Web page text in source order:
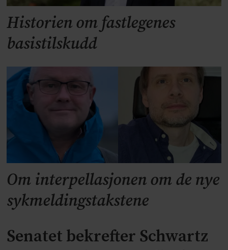
Historien om fastlegenes
basistilskudd
Om interpellasjonen om de nye
sykmeldingstakstene
Senatet bekrefter Schwartz